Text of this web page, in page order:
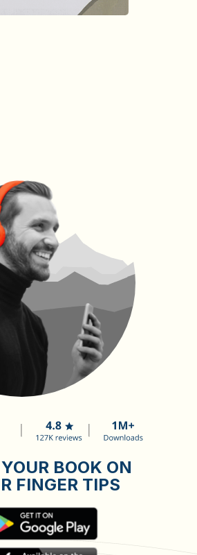
BOOK ON
FINGER TIPS